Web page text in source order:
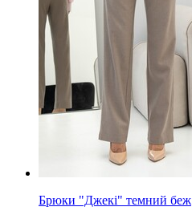
Брюки "Джекі" темний беж